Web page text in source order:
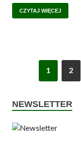
CZYTAJ WIĘCEJ
1 2
NEWSLETTER